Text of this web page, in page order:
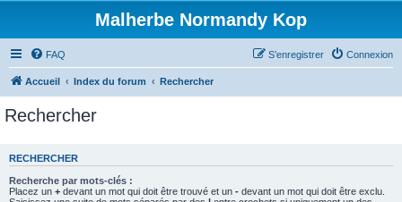
Malherbe Normandy Kop
FAQ Connexion
S’enregistrer
Accueil Index du forum Rechercher
Rechercher
RECHERCHER
Recherche par mots-clés :
Placez un + devant un mot qui doit être trouvé et un - devant un mot qui doit être exclu.